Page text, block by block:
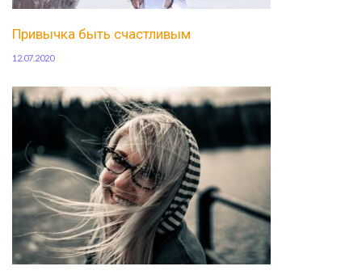
Привычка быть счастливым
12.07.2020